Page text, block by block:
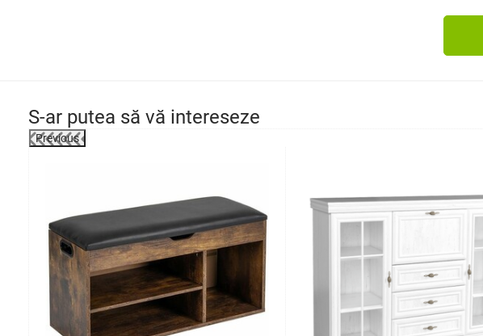
S-ar putea să vă intereseze
Previous